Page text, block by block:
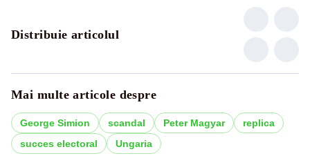
Distribuie articolul
Mai multe articole despre
George Simion scandal Peter Magyar
replica
succes electoral
Ungaria